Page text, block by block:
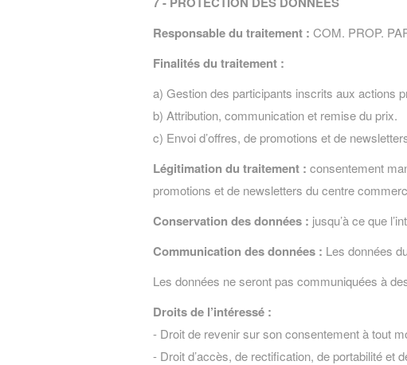
Responsable du traitement : COM. PROP.
Finalités du traitement :
a) Gestion des participants inscrits aux actions
b) Attribution, communication et remise du prix.
c) Envoi d’offres, de promotions et de
Légitimation du traitement : consentement
promotions et de newsletters du centre
Conservation des données : jusqu’à ce que
Communication des données : Les données
Les données ne seront pas communiquées à
Droits de l’intéressé :
- Droit de revenir sur son consentement à tout
- Droit d’accès, de rectification, de portabilité et